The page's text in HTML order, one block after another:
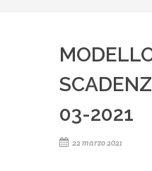
03-2021
22 marzo 2021